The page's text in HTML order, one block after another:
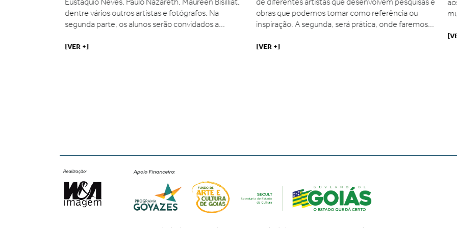
dentre vários outros artistas e fotógrafos. Na
segunda parte, os alunos serão convidados a...
[VER +]
obras que podemos tomar como referência ou
inspiração. A segunda, será prática, onde faremos...
[VER +]